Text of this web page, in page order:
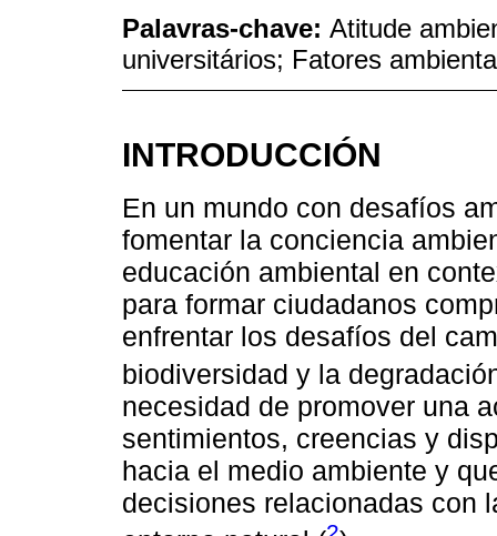
Palavras-chave: Atitude
universitários; Fatores
INTRODUCCIÓN
En un mundo con desafíos
fomentar la conciencia
educación ambiental en
para formar ciudadanos
enfrentar los desafíos del
biodiversidad y la
necesidad de promover una
sentimientos, creencias y
hacia el medio ambiente y
decisiones relacionadas con